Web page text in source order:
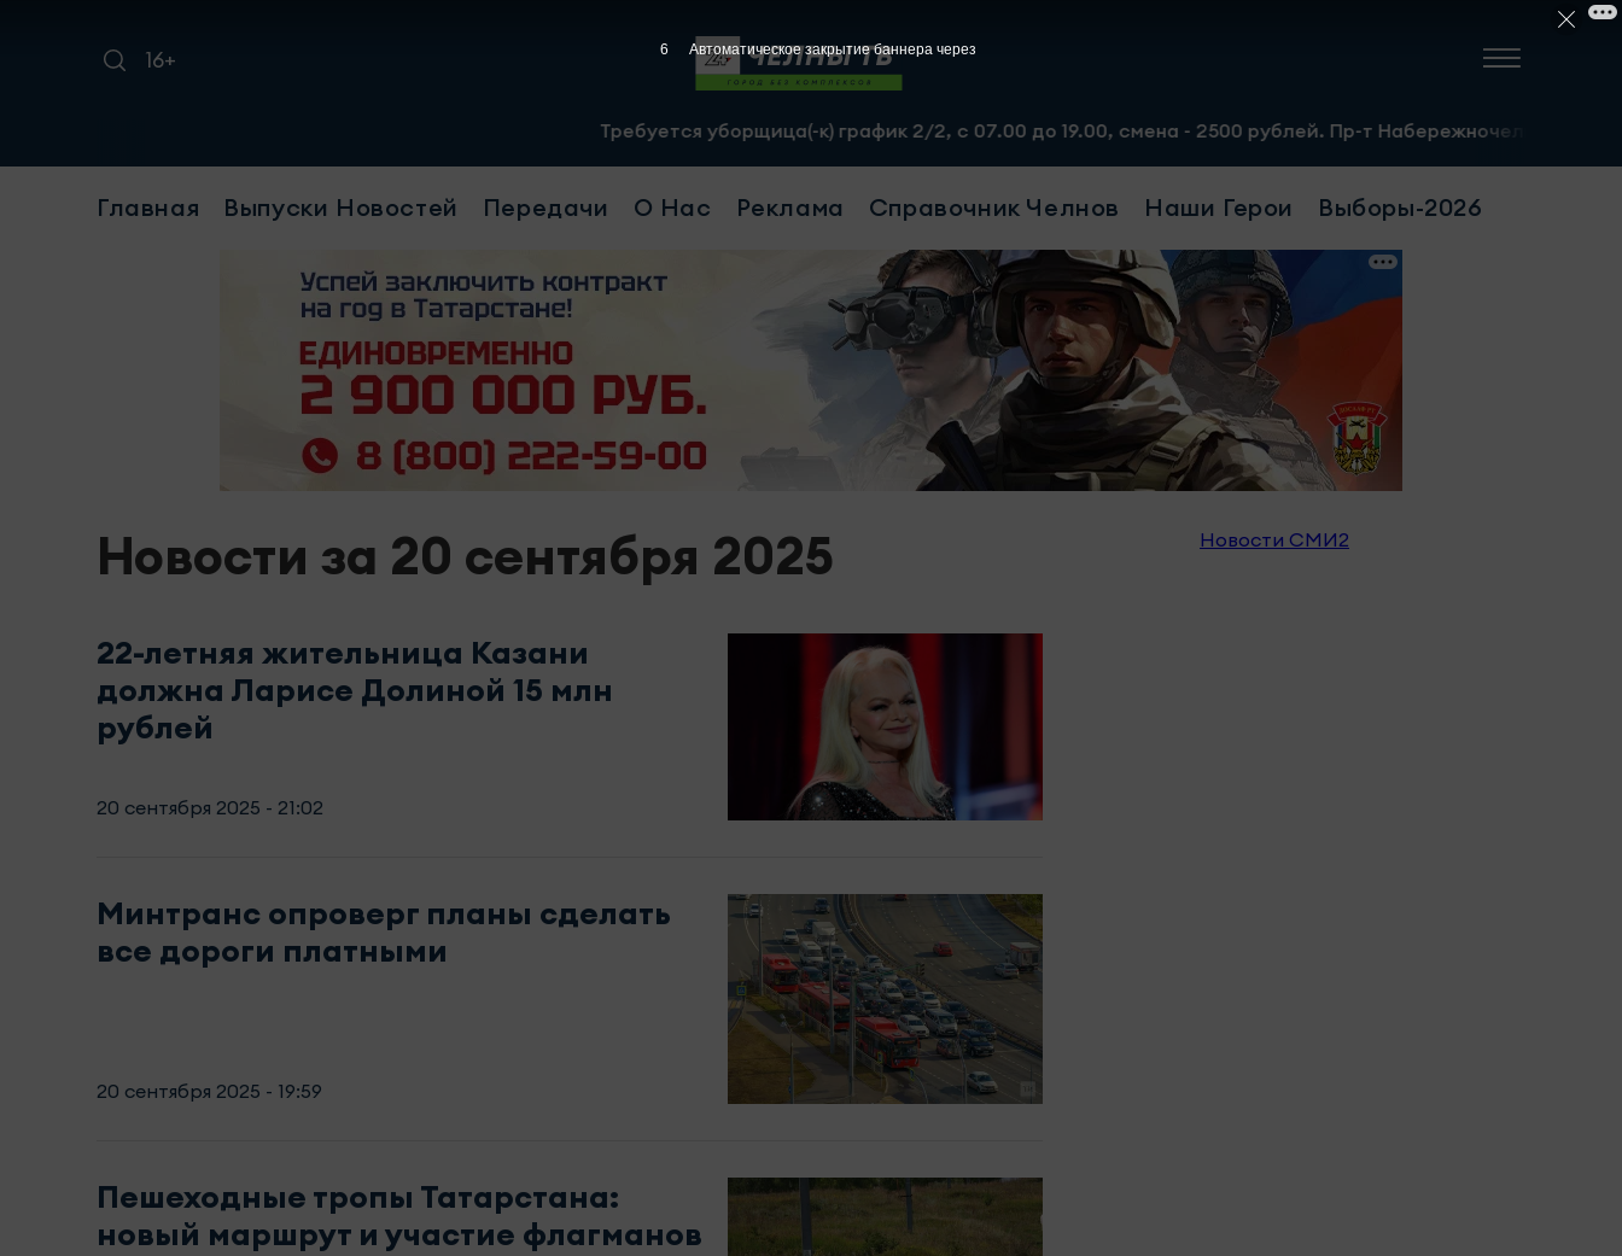
16+
Требуется уборщица(-к) график 2/2, с 07.00 до 19.00, смена - 2500 рублей. Пр-т Набережночелнинский, 13а. Тел.: 8-
Главная Выпуски Новостей Передачи О Нас Реклама Справочник Челнов Наши Герои Выборы-2026
Новости за 20 сентября 2025
22-летняя жительница Казани
должна Ларисе Долиной 15 млн
рублей
20 сентября 2025 - 21:02
Минтранс опроверг планы сделать
все дороги платными
20 сентября 2025 - 19:59
Пешеходные тропы Татарстана:
новый маршрут и участие флагманов
Новости СМИ2
5 Автоматическое закрытие баннера через